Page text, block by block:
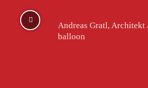
Andreas Gratl,
balloon